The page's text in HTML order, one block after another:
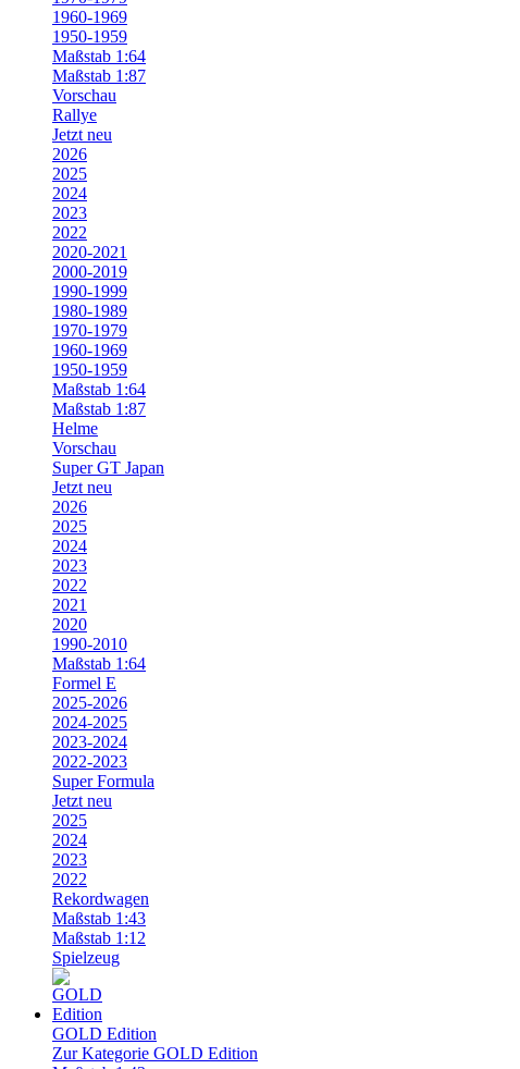
1960-1969
1950-1959
Maßstab 1:64
Maßstab 1:87
Vorschau
Rallye
Jetzt neu
2026
2025
2024
2023
2022
2020-2021
2000-2019
1990-1999
1980-1989
1970-1979
1960-1969
1950-1959
Maßstab 1:64
Maßstab 1:87
Helme
Vorschau
Super GT Japan
Jetzt neu
2026
2025
2024
2023
2022
2021
2020
1990-2010
Maßstab 1:64
Formel E
2025-2026
2024-2025
2023-2024
2022-2023
Super Formula
Jetzt neu
2025
2024
2023
2022
Rekordwagen
Maßstab 1:43
Maßstab 1:12
Spielzeug
GOLD Edition
Zur Kategorie GOLD Edition